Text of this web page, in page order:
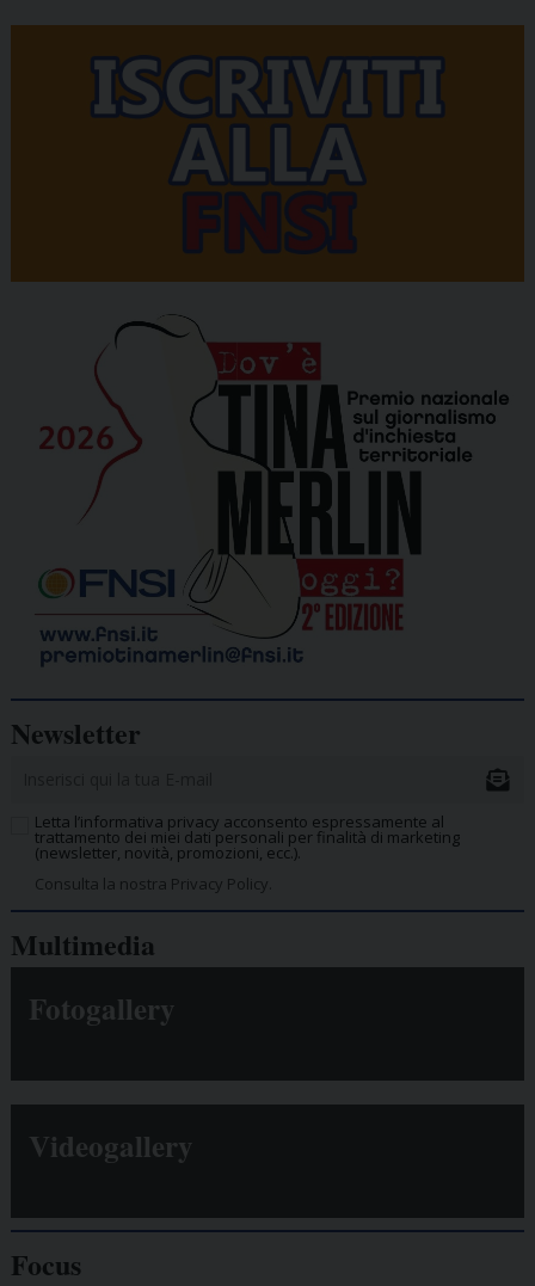
Newsletter
Letta l’informativa privacy acconsento espressamente al
trattamento dei miei dati personali per finalità di marketing
(newsletter, novità, promozioni, ecc.).
Consulta la nostra Privacy Policy.
Multimedia
Fotogallery
Videogallery
Focus